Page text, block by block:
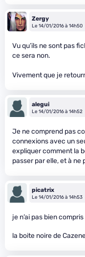
Zergy
Le 14/01/2016 à 14h50
Vu qu’ils ne sont pas
ce sera non.
Vivement que je
alegui
Le 14/01/2016 à 14h52
Je ne comprend pas
connexions avec un
expliquer comment la
passer par elle, et à
picatrix
Le 14/01/2016 à 14h53
je n’ai pas bien
la boite noire de